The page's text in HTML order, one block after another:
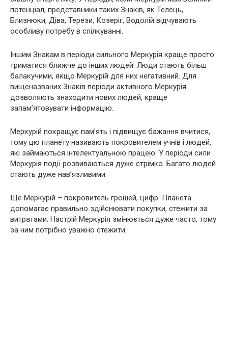
потенціал, представники таких Знаків, як Телець,
Близнюки, Діва, Терези, Козеріг, Водолій відчувають
особливу потребу в спілкуванні.
Іншим Знакам в періоди сильного Меркурія краще просто
триматися ближче до інших людей. Люди стають більш
балакучими, якщо Меркурій для них негативний. Для
вищеназваних Знаків періоди активного Меркурія
дозволяють знаходити нових людей, краще
запам’ятовувати інформацію.
Меркурій покращує пам’ять і підвищує бажання вчитися,
тому цю планету називають покровителем учнів і людей,
які займаються інтелектуальною працею. У періоди сили
Меркурія події розвиваються дуже стрімко. Багато людей
стають дуже нав’язливими.
Ще Меркурій – покровитель грошей, цифр. Планета
допомагає правильно здійснювати покупки, стежити за
витратами. Настрій Меркурія змінюється дуже часто, тому
за ним потрібно уважно стежити.